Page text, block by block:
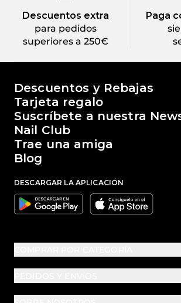
Descuentos extra
para pedidos
superiores a 250€
Paga
El mundo de Passione
Descuentos y Rebajas
Tarjeta regalo
Suscríbete a nuestra
Nail Club
Trae una amiga
Blog
DESCARGAR LA APLICACIÓN
Google Apple